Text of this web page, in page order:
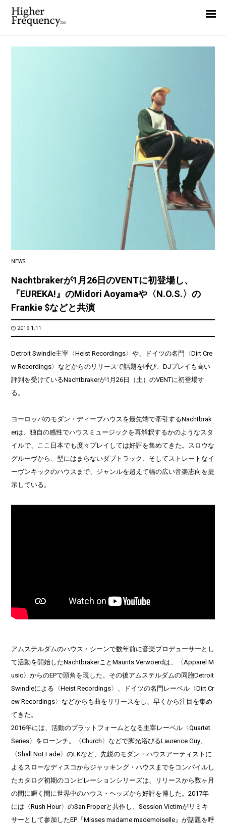
NEWS
Nachtbrakerが1月26日のVENTに初登場し、
『EUREKA!』のMidori Aoyamaや〈N.O.S.〉の
Frankie $などと共演
2019.1.11
Detroit Swindle主宰〈Heist Recordings〉や、ドイツの名門〈Dirt Cre
w Recordings〉などからのリリースで話題を呼び、DJプレイも高い
評判を受けているNachtbrakerが1月26日（土）のVENTに初登場す
る。
ヨーロッパのモダン・ディープハウスを最先端で牽引するNachtbrak
erは、独自の感性でハウスミュージックを再解釈するかのようなスタ
イルで、ここ日本でも度々プレイしては好評を集めてきた。スロウな
グルーヴから、型にはまらないダブトラック、そしてストレートなイ
ーヴンキックのハウスまで、ジャンルを超えて幅の広い音楽志向を提
示している。
アムステルダムのハウス・シーンで数年前に音楽プロデューサーとし
て活動を開始したNachtbrakerことMaurits Verwoerdは、〈Apparel M
usic〉からのEPで頭角を現した。その後アムステルダムの同胞Detroit
Swindleによる〈Heist Recordings〉、ドイツの名門レーベル〈Dirt Cr
ew Recordings〉などからも曲をリリースをし、早くから注目を集め
てきた。
2016年には、活動のプラットフォームとなる主宰レーベル〈Quartet
Series〉をローンチ。〈Church〉などで脚光浴びるLaurence Guy、
〈Shall Not Fade〉のLKなど、先鋭のモダン・ハウスアーティストに
よるスローなディスコからジャッキング・ハウスまでをコンパイルし
たカタログ初期のコンピレーションシリーズは、リリースから数ヶ月
の間に瞬く間に世界中のハウス・ヘッズから好評を博した。2017年
には〈Rush Hour〉のSan Properと共作し、Session Victimがリミキ
サーとして参加したEP『Misses madame mademoiselle』が話題を呼